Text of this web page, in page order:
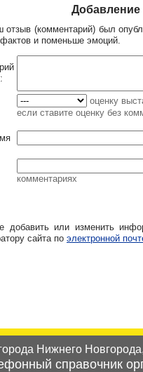
Добавление
(комментарий) был
и поменьше эмоций.
оценку
если ставите оценку без
комментариях
добавить или изменить
сайта по электронной
справочник